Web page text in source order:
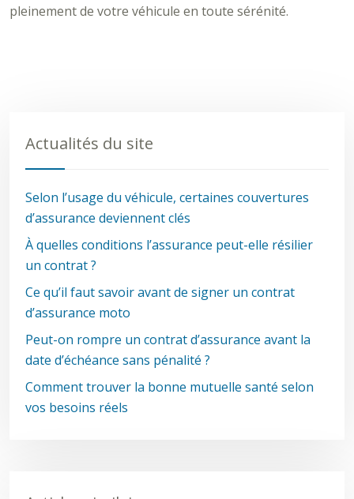
pleinement de votre véhicule en toute sérénité.
Actualités du site
Selon l’usage du véhicule, certaines couvertures
d’assurance deviennent clés
À quelles conditions l’assurance peut-elle résilier
un contrat ?
Ce qu’il faut savoir avant de signer un contrat
d’assurance moto
Peut-on rompre un contrat d’assurance avant la
date d’échéance sans pénalité ?
Comment trouver la bonne mutuelle santé selon
vos besoins réels